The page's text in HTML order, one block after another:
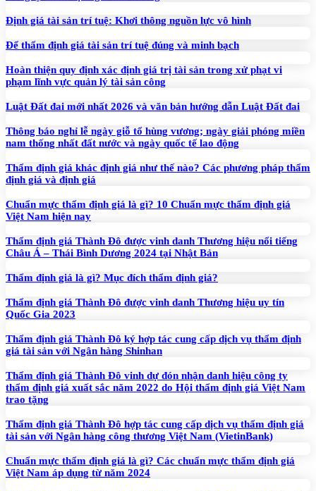
Định giá tài sản trí tuệ: Khơi thông nguồn lực vô hình
Để thẩm định giá tài sản trí tuệ đúng và minh bạch
Hoàn thiện quy định xác định giá trị tài sản trong xử phạt vi
phạm lĩnh vực quản lý tài sản công
Luật Đất đai mới nhất 2026 và văn bản hướng dẫn Luật Đất đai
Thông báo nghỉ lễ ngày giỗ tổ hùng vương; ngày giải phóng miền
nam thống nhất đất nước và ngày quốc tế lao động
Thẩm định giá khác định giá như thế nào? Các phương pháp thẩm
định giá và định giá
Chuẩn mực thẩm định giá là gì? 10 Chuẩn mực thẩm định giá
Việt Nam hiện nay
Thẩm định giá Thành Đô được vinh danh Thương hiệu nổi tiếng
Châu Á – Thái Bình Dương 2024 tại Nhật Bản
Thẩm định giá là gì? Mục đích thẩm định giá?
Thẩm định giá Thành Đô được vinh danh Thương hiệu uy tín
Quốc Gia 2023
Thẩm định giá Thành Đô ký hợp tác cung cấp dịch vụ thẩm định
giá tài sản với Ngân hàng Shinhan
Thẩm định giá Thành Đô vinh dự đón nhận danh hiệu công ty
thẩm định giá xuất sắc năm 2022 do Hội thẩm định giá Việt Nam
trao tặng
Thẩm định giá Thành Đô hợp tác cung cấp dịch vụ thẩm định giá
tài sản với Ngân hàng công thương Việt Nam (VietinBank)
Chuẩn mực thẩm định giá là gì? Các chuẩn mực thẩm định giá
Việt Nam áp dụng từ năm 2024